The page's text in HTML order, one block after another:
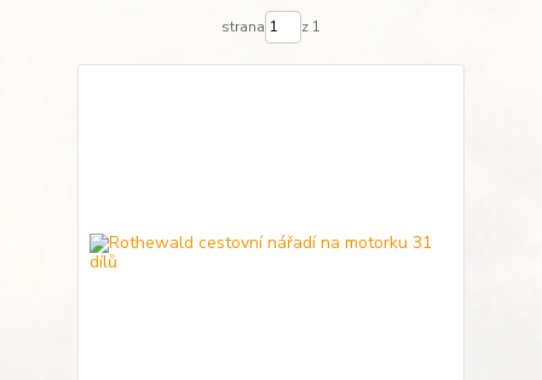
strana z 1